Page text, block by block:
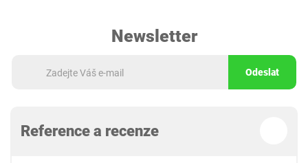
Newsletter
Odeslat
Reference a recenze